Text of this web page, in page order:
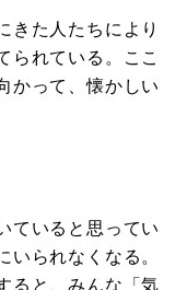
た人たちにより
られている。ここ
かって、懐かしい
ていると思ってい
いられなくなる。
ると、みんな「気